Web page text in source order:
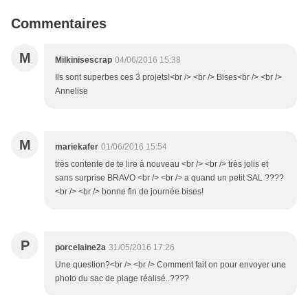
Commentaires
M Milkinisescrap 04/06/2016 15:38
Ils sont superbes ces 3 projets!<br /> <br /> Bises<br /> <br />
Annelise
M mariekafer 01/06/2016 15:54
très contente de te lire à nouveau <br /> <br /> très jolis et
sans surprise BRAVO <br /> <br /> a quand un petit SAL ????
<br /> <br /> bonne fin de journée bises!
P porcelaine2a 31/05/2016 17:26
Une question?<br /> <br /> Comment fait on pour envoyer une
photo du sac de plage réalisé..????